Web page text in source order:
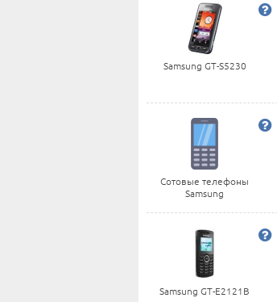
Samsung GT-S5230
Сотовые телефоны
Samsung
Samsung GT-E2121B